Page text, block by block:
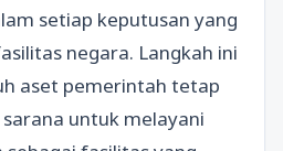
setiap keputusan yang
negara. Langkah ini
aset pemerintah tetap
untuk melayani